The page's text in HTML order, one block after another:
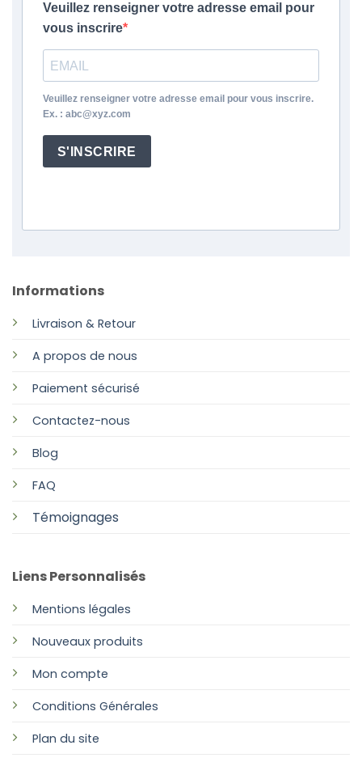
Informations
Livraison & Retour
A propos de nous
Paiement sécurisé
Contactez-nous
Blog
FAQ
Témoignages
Liens Personnalisés
Mentions légales
Nouveaux produits
Mon compte
Conditions Générales
Plan du site
Veuillez renseigner votre adresse email pour
vous inscrire
Veuillez renseigner votre adresse email pour vous inscrire.
Ex. : abc@xyz.com
S'INSCRIRE